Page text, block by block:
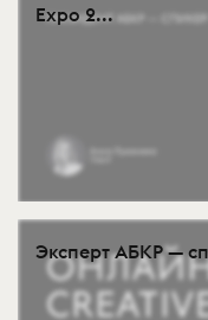
Expo 2...
Эксперт АБКР —